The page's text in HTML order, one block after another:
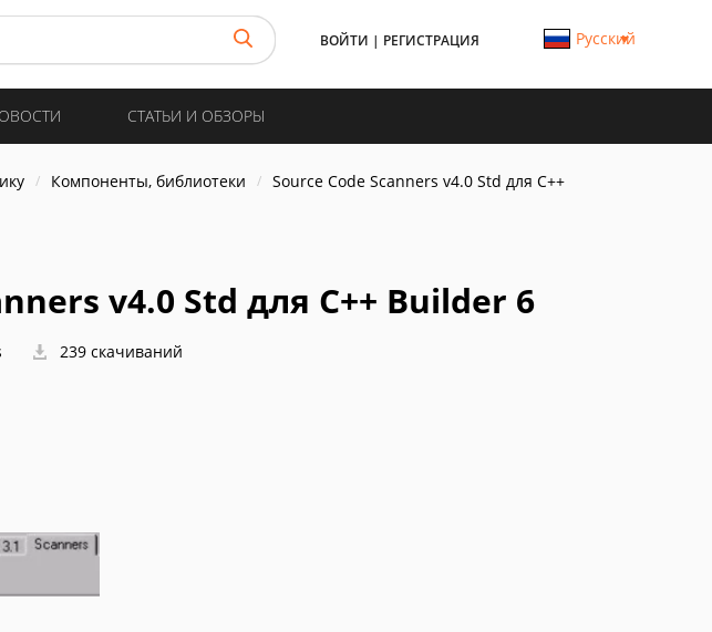
ВОЙТИ | РЕГИСТРАЦИЯ Русский
СТАТЬИ И ОБЗОРЫ
Компоненты, библиотеки
Source Code Scanners v4.0 Std для C++
v4.0 Std для C++ Builder 6
239 скачиваний